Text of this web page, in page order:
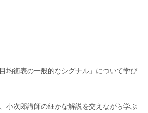
均衡表の一般的なシグナル」について学び
小次郎講師の細かな解説を交えながら学ぶ